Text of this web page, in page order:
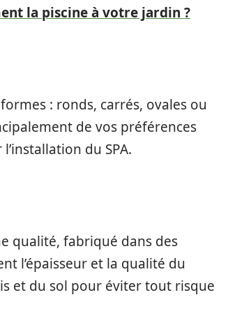
la piscine à votre jardin ?
: ronds, carrés, ovales ou
de vos préférences
du SPA.
qualité, fabriqué dans des
l’épaisseur et la qualité du
et du sol pour éviter tout risque